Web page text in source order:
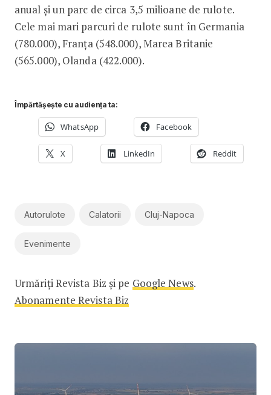
anual și un parc de circa 3,5 milioane de rulote.
Cele mai mari parcuri de rulote sunt în Germania
(780.000), Franța (548.000), Marea Britanie
(565.000), Olanda (422.000).
Împărtășește cu audiența ta:
WhatsApp Facebook
X LinkedIn Reddit
Autorulote Calatorii Cluj-Napoca
Evenimente
Urmăriți Revista Biz și pe Google News.
Abonamente Revista Biz